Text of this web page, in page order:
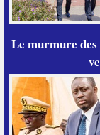
Le murmure